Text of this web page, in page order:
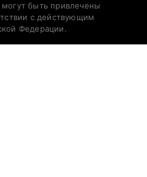
быть привлечены
с действующим
Федерации.